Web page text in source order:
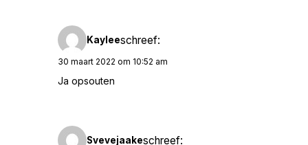
Kayleeschreef:
30 maart 2022 om 10:52 am
Ja opsouten
Svevejaakeschreef: